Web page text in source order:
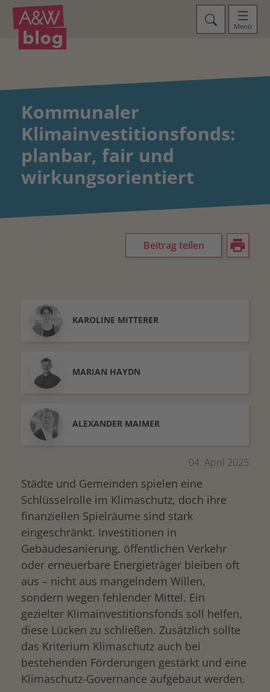
Menü
Kommunaler
Klimainvestitionsfonds:
planbar, fair und
wirkungsorientiert
Beitrag teilen
KAROLINE MITTERER
MARIAN HAYDN
ALEXANDER MAIMER
04. April 2025
Städte und Gemeinden spielen eine
Schlüsselrolle im Klimaschutz, doch ihre
finanziellen Spielräume sind stark
eingeschränkt. Investitionen in
Gebäudesanierung, öffentlichen Verkehr
oder erneuerbare Energieträger bleiben oft
aus – nicht aus mangelndem Willen,
sondern wegen fehlender Mittel. Ein
gezielter Klimainvestitionsfonds soll helfen,
diese Lücken zu schließen. Zusätzlich sollte
das Kriterium Klimaschutz auch bei
bestehenden Förderungen gestärkt und eine
Klimaschutz-Governance aufgebaut werden.